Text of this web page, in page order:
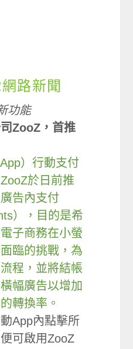
路新聞
功能
ZooZ，首推
）行動支付
於日前推
告內支付
），目的是希
子商務在小螢
臨的挑戰，為
程，並將結帳
幅廣告以增加
轉換率。
App內點擊所
可啟用ZooZ